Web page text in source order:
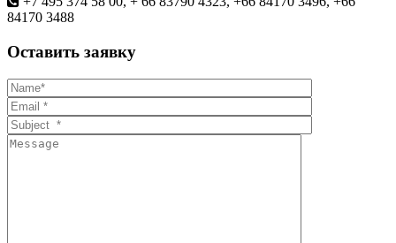
84170 3488
Оставить заявку